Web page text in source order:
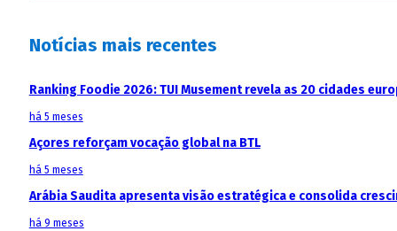
Notícias mais recentes
Ranking Foodie 2026: TUI Musement revela as 20 cidades
há 5 meses
Açores reforçam vocação global na BTL
há 5 meses
Arábia Saudita apresenta visão estratégica e consolida
há 9 meses